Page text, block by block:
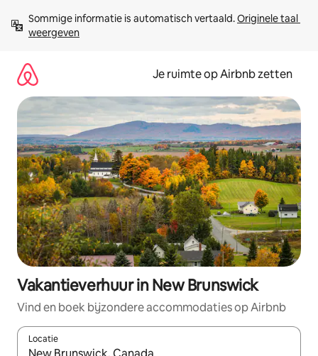
direct
naar
Sommige informatie is automatisch vertaald. Originele taal
weergeven
Je ruimte op Airbnb zetten
Vakantieverhuur in New Brunswick
Vind en boek bijzondere accommodaties op Airbnb
Locatie
Wanneer er suggesties beschikbaar zijn, maak je een keuze